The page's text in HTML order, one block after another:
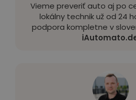
Vieme preveriť auto aj po
lokálny technik už od 24
podpora kompletne v